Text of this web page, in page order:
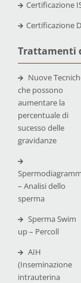
Certificazione
Certificazione
Trattamenti
Nuove
che possono
aumentare la
percentuale di
sucesso delle
gravidanze
– Analisi dello
sperma
Sperma Swim
up – Percoll
AIH
(Inseminazione
intrauterina